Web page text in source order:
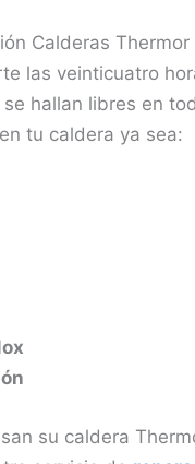
Calderas
las veinticuatro
hallan libres en
tu caldera ya sea:
su caldera